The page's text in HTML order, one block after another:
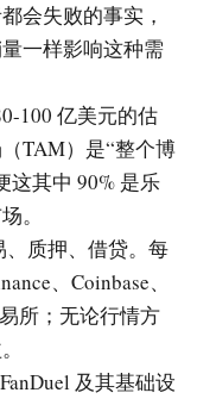
会失败的事实，
一样影响这种需
100 亿美元的估
TAM）是“整个博
这其中 90% 是乐
。
、质押、借贷。每
、Coinbase、
所；无论行情方
及其基础设